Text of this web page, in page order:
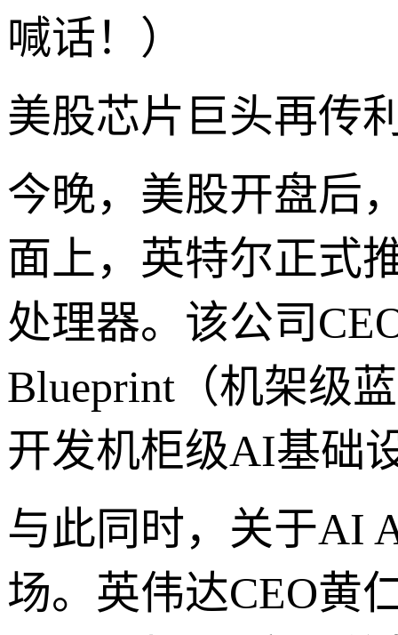
喊话！）
美股芯片巨头再传
今晚，美股开盘后
面上，英特尔正式
处理器。该公司
Blueprint（机架级
开发机柜级AI基础
与此同时，关于AI
场。英伟达CEO黄